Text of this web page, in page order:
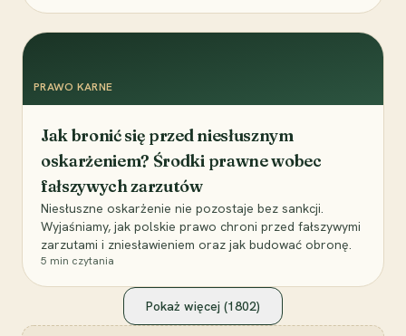
PRAWO KARNE
Jak bronić się przed niesłusznym
oskarżeniem? Środki prawne wobec
fałszywych zarzutów
Niesłuszne oskarżenie nie pozostaje bez sankcji.
Wyjaśniamy, jak polskie prawo chroni przed fałszywymi
zarzutami i zniesławieniem oraz jak budować obronę.
5 min czytania
Pokaż więcej (1802)